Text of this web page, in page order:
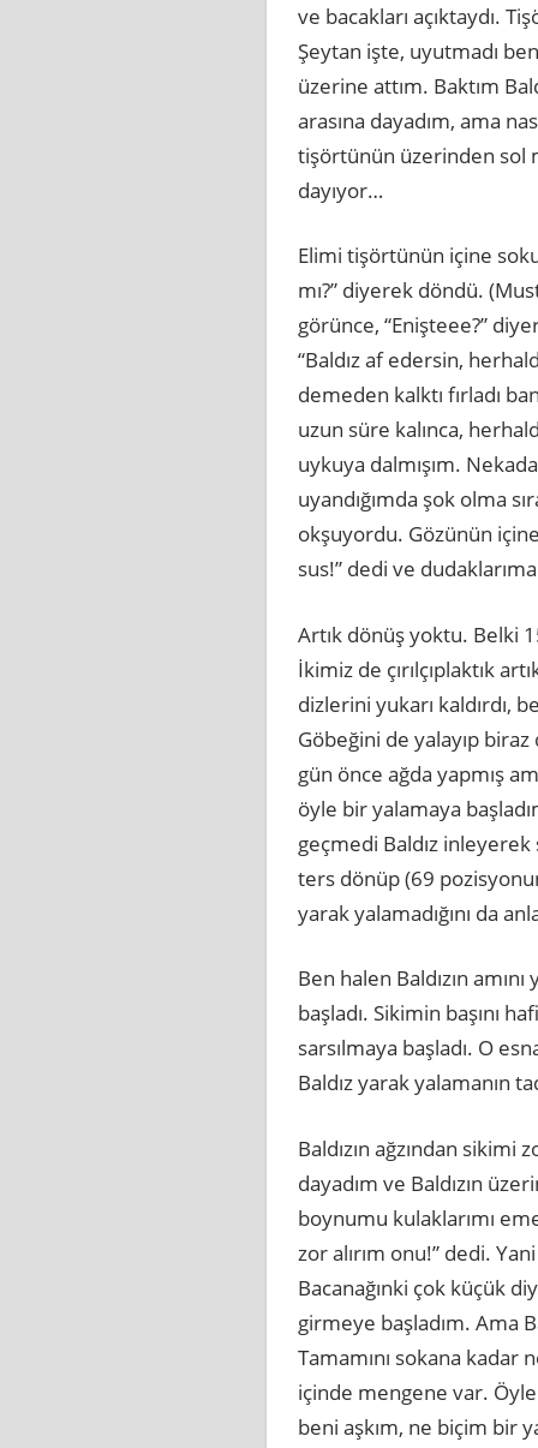
ve bacakları açıktaydı.
Şeytan işte, uyutmadı
üzerine attım. Baktım
arasına dayadım, ama
tişörtünün üzerinden sol
dayıyor…
Elimi tişörtünün içine
mı?” diyerek döndü.
görünce, “Enişteee?”
“Baldız af edersin,
demeden kalktı fırladı
uzun süre kalınca,
uykuya dalmışım.
uyandığımda şok olma
okşuyordu. Gözünün
sus!” dedi ve
Artık dönüş yoktu. Belki
İkimiz de çırılçıplaktık
dizlerini yukarı kaldırdı,
Göbeğini de yalayıp
gün önce ağda yapmış
öyle bir yalamaya
geçmedi Baldız inleyerek
ters dönüp (69
yarak yalamadığını da
Ben halen Baldızın
başladı. Sikimin başını
sarsılmaya başladı. O
Baldız yarak yalamanın
Baldızın ağzından sikimi
dayadım ve Baldızın
boynumu kulaklarımı
zor alırım onu!” dedi.
Bacanağınki çok küçük
girmeye başladım. Ama
Tamamını sokana kadar
içinde mengene var. Öyle
beni aşkım, ne biçim bir